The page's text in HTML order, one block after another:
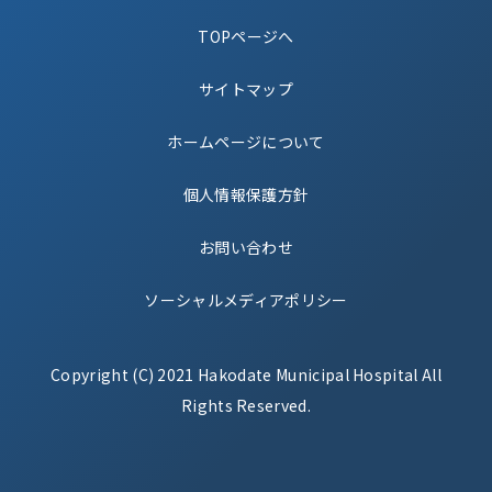
TOPページへ
サイトマップ
ホームページについて
個人情報保護方針
お問い合わせ
ソーシャルメディアポリシー
Copyright (C) 2021 Hakodate Municipal Hospital All
Rights Reserved.